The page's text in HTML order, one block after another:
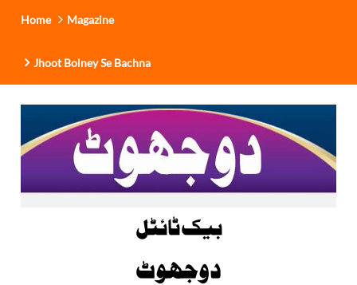
Home Magazine
Jhoot Bolney Se Bachna
بیک ٹائٹل
دوجھوٹ